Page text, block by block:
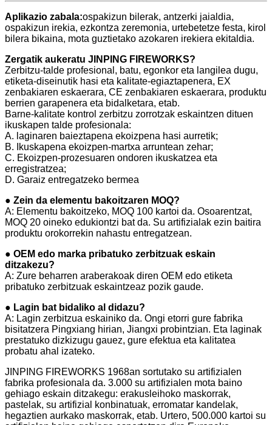
Aplikazio zabala:ospakizun bilerak, antzerki jaialdia,
ospakizun irekia, ezkontza zeremonia, urtebetetze festa, kirol
bilera bikaina, mota guztietako azokaren irekiera ekitaldia.
Zergatik aukeratu JINPING FIREWORKS?
Zerbitzu-talde profesional, batu, egonkor eta langilea dugu,
etiketa-diseinutik hasi eta kalitate-egiaztapenera, EX
zenbakiaren eskaerara, CE zenbakiaren eskaerara, produktu
berrien garapenera eta bidalketara, etab.
Barne-kalitate kontrol zerbitzu zorrotzak eskaintzen dituen
ikuskapen talde profesionala:
A. laginaren baieztapena ekoizpena hasi aurretik;
B. Ikuskapena ekoizpen-martxa arruntean zehar;
C. Ekoizpen-prozesuaren ondoren ikuskatzea eta
erregistratzea;
D. Garaiz entregatzeko bermea
● Zein da elementu bakoitzaren MOQ?
A: Elementu bakoitzeko, MOQ 100 kartoi da. Osoarentzat,
MOQ 20 oineko edukiontzi bat da. Su artifizialak ezin baitira
produktu orokorrekin nahastu entregatzean.
● OEM edo marka pribatuko zerbitzuak eskain
ditzakezu?
A: Zure beharren araberakoak diren OEM edo etiketa
pribatuko zerbitzuak eskaintzeaz pozik gaude.
● Lagin bat bidaliko al didazu?
A: Lagin zerbitzua eskainiko da. Ongi etorri gure fabrika
bisitatzera Pingxiang hirian, Jiangxi probintzian. Eta laginak
prestatuko dizkizugu gauez, gure efektua eta kalitatea
probatu ahal izateko.
JINPING FIREWORKS 1968an sortutako su artifizialen
fabrika profesionala da. 3.000 su artifizialen mota baino
gehiago eskain ditzakegu: erakusleihoko maskorrak,
pastelak, su artifizial konbinatuak, erromatar kandelak,
hegaztien aurkako maskorrak, etab. Urtero, 500.000 kartoi su